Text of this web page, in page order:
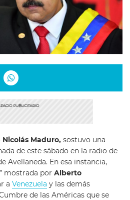
Nicolás Maduro, sostuvo una
de este sábado en la radio de
Avellaneda. En esa instancia,
mostrada por Alberto
a Venezuela y las demás
de las Américas que se